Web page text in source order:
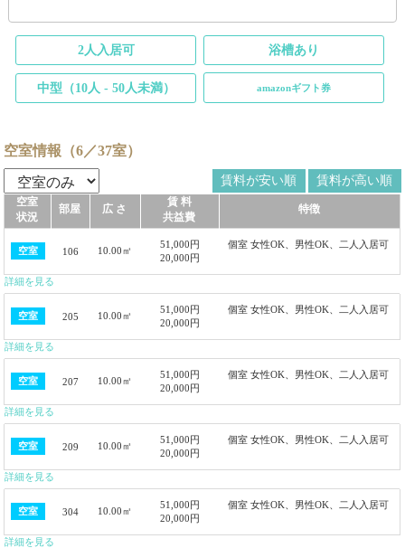
2人入居可 浴槽あり
中型（10人 - 50人未満） amazonギフト券
空室情報（6／37室）
賃料が安い順 賃料が高い順
空室
状況
部屋 広 さ
賃 料
共益費
特徴
空室 106 10.00㎡
51,000円
20,000円
個室 女性OK、男性OK、二人入居可
詳細を見る
空室 205 10.00㎡
51,000円
20,000円
個室 女性OK、男性OK、二人入居可
詳細を見る
空室 207 10.00㎡
51,000円
20,000円
個室 女性OK、男性OK、二人入居可
詳細を見る
空室 209 10.00㎡
51,000円
20,000円
個室 女性OK、男性OK、二人入居可
詳細を見る
空室 304 10.00㎡
51,000円
20,000円
個室 女性OK、男性OK、二人入居可
詳細を見る